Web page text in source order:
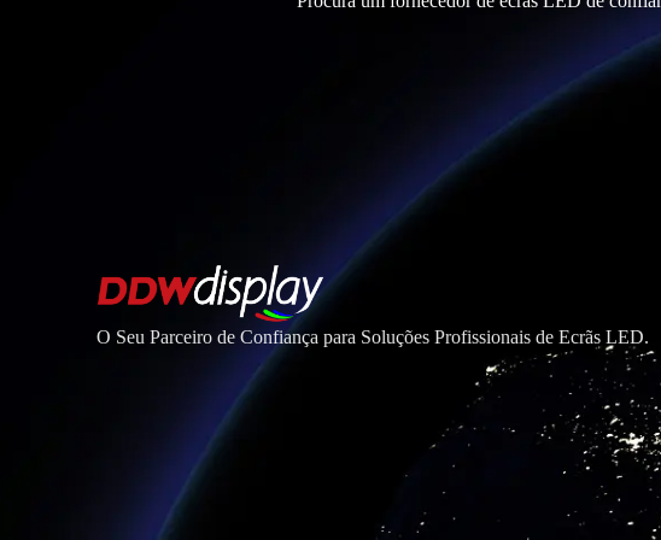
O Seu Parceiro de Confiança para Soluções Profissionais de Ecrãs LED.